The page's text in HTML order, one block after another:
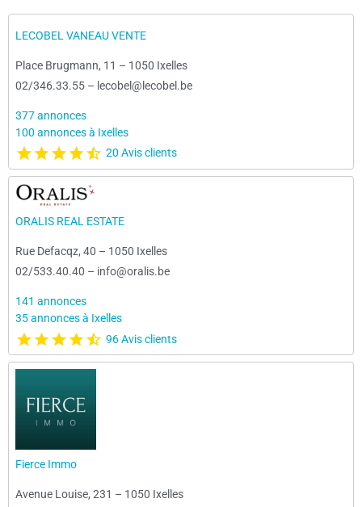
LECOBEL VANEAU VENTE
Place Brugmann, 11 – 1050 Ixelles
02/346.33.55 – lecobel@lecobel.be
377 annonces
100 annonces à Ixelles
20 Avis clients
ORALIS REAL ESTATE
Rue Defacqz, 40 – 1050 Ixelles
02/533.40.40 – info@oralis.be
141 annonces
35 annonces à Ixelles
96 Avis clients
Fierce Immo
Avenue Louise, 231 – 1050 Ixelles